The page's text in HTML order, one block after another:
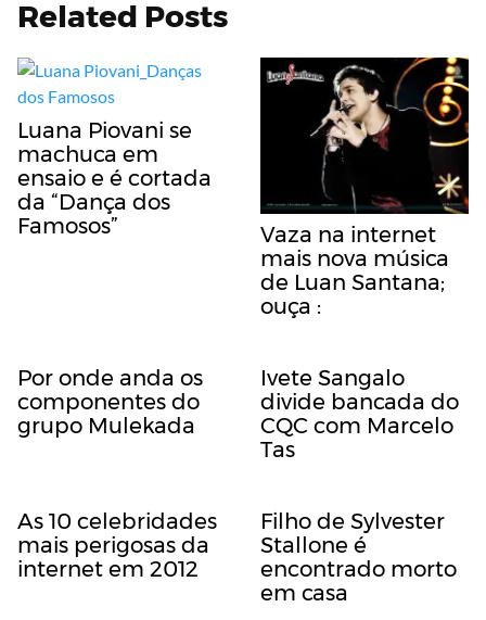
Related Posts
Luana Piovani se
machuca em
ensaio e é cortada
da “Dança dos
Famosos”
Vaza na internet
mais nova música
de Luan Santana;
ouça :
Por onde anda os
componentes do
grupo Mulekada
Ivete Sangalo
divide bancada do
CQC com Marcelo
Tas
As 10 celebridades
mais perigosas da
internet em 2012
Filho de Sylvester
Stallone é
encontrado morto
em casa